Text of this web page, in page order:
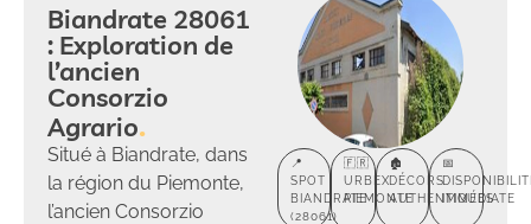
Biandrate 28061
: Exploration de
l’ancien
Consorzio
Agrario
Situé à Biandrate, dans
la région du Piemonte,
l’ancien Consorzio
📍
SPOT
BIANDRATE
(28061)
🇫🇷
URBEX
PIEMONTE
🏚️
DÉCORS
AUTHENTIQUES
📅
IMMÉDIATE